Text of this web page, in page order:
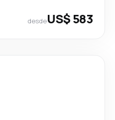
desdeUS$ 583